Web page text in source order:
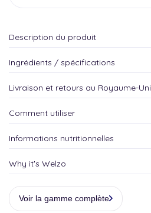
Description du produit
Ingrédients / spécifications
Livraison et retours au Royaume-Uni
Comment utiliser
Informations nutritionnelles
Why it's Welzo
Voir la gamme complète